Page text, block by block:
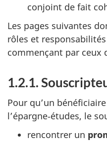
conjoint de fait
Les pages suivantes
rôles et
commençant par ceux
1.2.1.
Pour qu’un
l’épargne‑études, le
rencontrer un